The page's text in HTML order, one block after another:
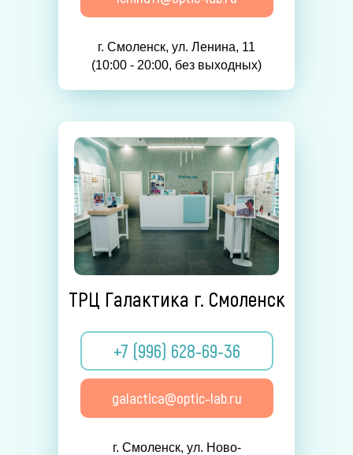
г. Смоленск, ул. Ленина, 11
(10:00 - 20:00, без выходных)
+7 (996) 628-69-36
galactica@optic-lab.ru
ТРЦ Галактика г. Смоленск
г. Смоленск, ул. Ново-